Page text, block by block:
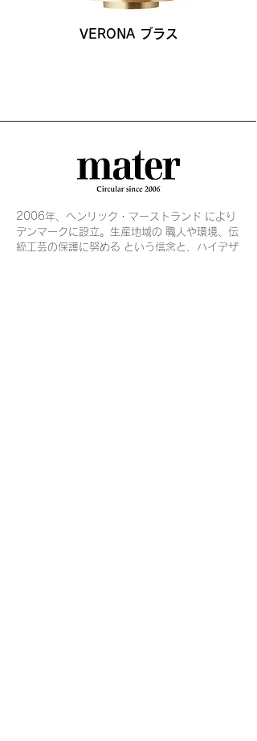
VERONA ブラス
2006年、ヘンリック・マーストランド により
デンマークに設立。生産地域の 職人や環境、伝
統工芸の保護に努める という信念と、ハイデザ